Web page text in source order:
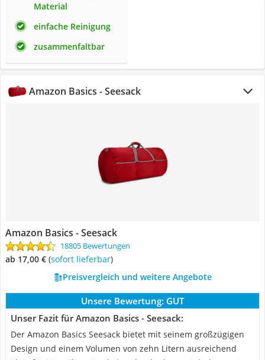
Material
einfache Reinigung
zusammenfaltbar
Amazon Basics - Seesack
Amazon Basics - Seesack
18805 Bewertungen
ab 17,00 € ( Sofort lieferbar)
Preisvergleich und weitere Angebote
Unsere Bewertung: GUT
Unser Fazit für Amazon Basics - Seesack:
Der Amazon Basics Seesack bietet mit seinem großzügigen
Design und einem Volumen von zehn Litern ausreichend